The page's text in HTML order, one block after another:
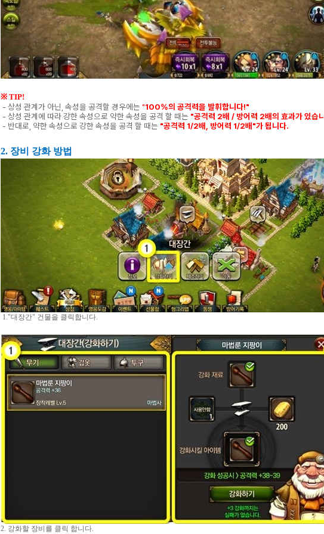
※ TIP!
- 상성 관계가 아닌, 속성을 공격할 경우에는 "100%의 공격력을 발휘합니다!"
- 상성 관계에 따라 강한 속성으로 약한 속성을 공격 할 때는 "공격력 2배 / 방어력 2배의 효과가 있습
- 반대로, 약한 속성으로 강한 속성을 공격 할 때는 "공격력 1/2배, 방어력 1/2배"가 됩니다.
2. 장비 강화 방법
1."대장간" 건물을 클릭합니다.
2. 강화할 장비를 클릭 합니다.